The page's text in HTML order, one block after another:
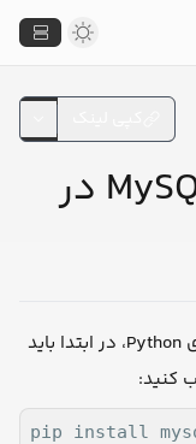
اتصال به دیتابیس MySQL در
برای اتصال به دیتابیس MySQL در برنامه‌های Python، در ابتدا باید
کنید:
pip install